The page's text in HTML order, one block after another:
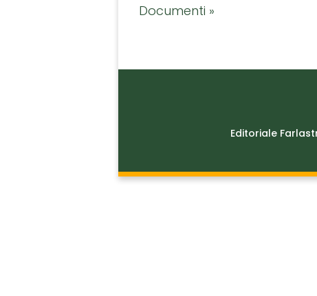
Documenti »
Editoriale